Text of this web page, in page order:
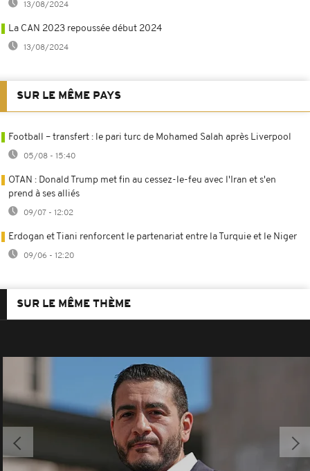
13/08/2024
La CAN 2023 repoussée début 2024
13/08/2024
SUR LE MÊME PAYS
Football – transfert : le pari turc de Mohamed Salah après Liverpool
05/08 - 15:40
OTAN : Donald Trump met fin au cessez-le-feu avec l'Iran et s'en
prend à ses alliés
09/07 - 12:02
Erdogan et Tiani renforcent le partenariat entre la Turquie et le Niger
09/06 - 12:20
SUR LE MÊME THÈME